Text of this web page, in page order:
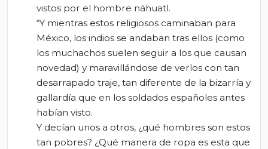
vistos por el hombre náhuatl.
“Y mientras estos religiosos caminaban para
México, los indios se andaban tras ellos (como
los muchachos suelen seguir a los que causan
novedad) y maravillándose de verlos con tan
desarrapado traje, tan diferente de la bizarría y
gallardía que en los soldados españoles antes
habían visto.
Y decían unos a otros, ¿qué hombres son estos
tan pobres? ¿Qué manera de ropa es esta que